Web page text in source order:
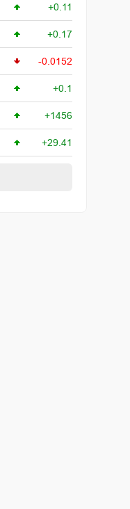
+0.11
+0.17
-0.0152
+0.1
+1456
+29.41